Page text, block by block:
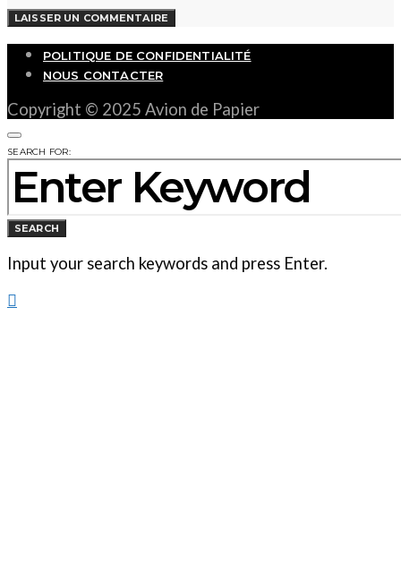
POLITIQUE DE CONFIDENTIALITÉ
NOUS CONTACTER
Copyright © 2025 Avion de Papier
SEARCH FOR:
SEARCH
Input your search keywords and press Enter.